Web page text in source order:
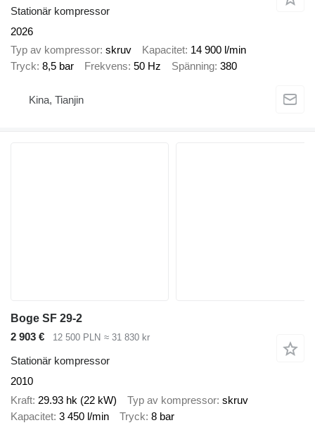
Stationär kompressor
2026
Typ av kompressor skruv Kapacitet 14 900 l/min
Tryck 8,5 bar Frekvens 50 Hz Spänning 380
Kina, Tianjin
Boge SF 29-2
2 903 €
12 500 PLN ≈ 31 830 kr
Stationär kompressor
2010
Kraft 29.93 hk (22 kW) Typ av kompressor skruv
Kapacitet 3 450 l/min Tryck 8 bar